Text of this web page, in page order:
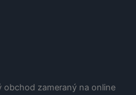
obchod zameraný na online